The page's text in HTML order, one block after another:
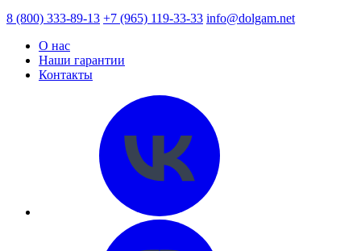
8 (800) 333-89-13 +7 (965) 119-33-33 info@dolgam.net
О нас
Наши гарантии
Контакты